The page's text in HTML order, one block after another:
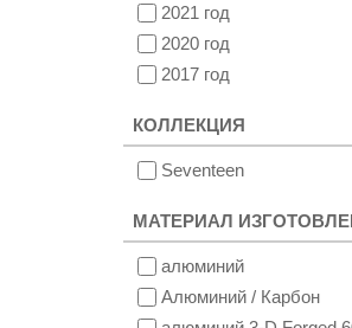
2021 год
2020 год
2017 год
КОЛЛЕКЦИЯ
Seventeen
МАТЕРИАЛ
алюминий
Алюминий / Карбон